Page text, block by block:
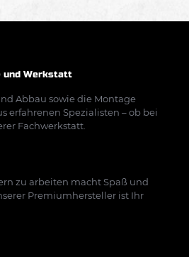
und Werkstatt
Abbau sowie die Montage
erfahrenen Spezialisten – ob bei
Fachwerkstatt.
zu arbeiten macht Spaß und
Premiumhersteller ist Ihr